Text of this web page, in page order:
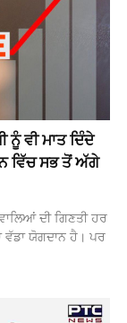
ਵੀ ਮਾਤ ਦਿੰਦੇ
ਵਿੱਚ ਸਭ ਤੋਂ ਅੱਗੇ
ਦੀ ਗਿਣਤੀ ਹਰ
ਵੱਡਾ ਯੋਗਦਾਨ ਹੈ। ਪਰ